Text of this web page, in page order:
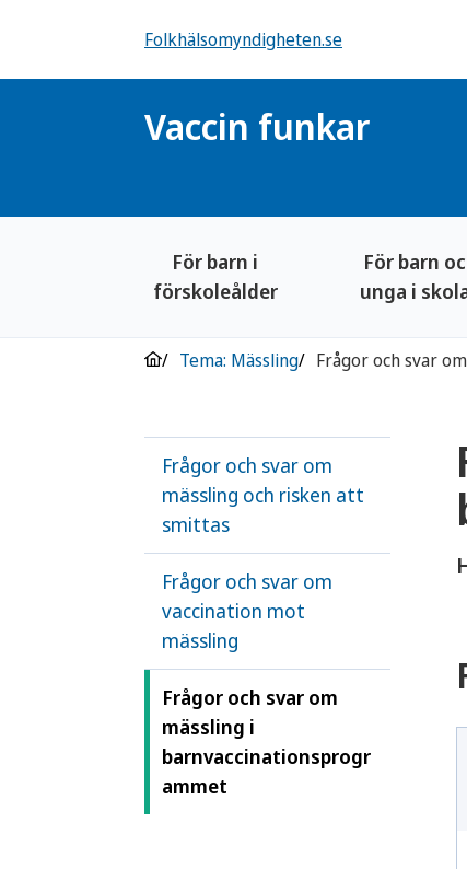
Folkhälsomyndigheten.se
Vaccin funkar
För barn i
förskoleålder
För barn
unga i
Tema: Mässling
Frågor och svar om
mässling och risken att
smittas
Frågor och svar om
vaccination mot
mässling
Frågor och svar om
mässling i
barnvaccinationsprogr
ammet